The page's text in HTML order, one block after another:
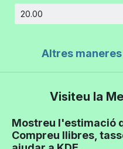
Altres
Visiteu la
Mostreu l'estimació
Compreu llibres,